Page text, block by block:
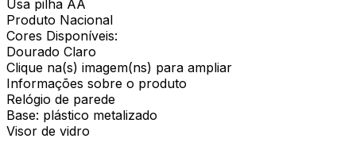
Usa pilha AA
Produto Nacional
Cores Disponíveis:
Dourado Claro
Clique na(s) imagem(ns) para ampliar
Informações sobre o produto
Relógio de parede
Base: plástico metalizado
Visor de vidro